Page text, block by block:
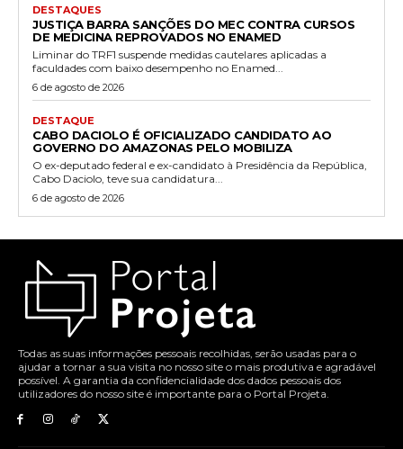
DESTAQUES
JUSTIÇA BARRA SANÇÕES DO MEC CONTRA CURSOS
DE MEDICINA REPROVADOS NO ENAMED
Liminar do TRF1 suspende medidas cautelares aplicadas a
faculdades com baixo desempenho no Enamed...
6 de agosto de 2026
DESTAQUE
CABO DACIOLO É OFICIALIZADO CANDIDATO AO
GOVERNO DO AMAZONAS PELO MOBILIZA
O ex-deputado federal e ex-candidato à Presidência da República,
Cabo Daciolo, teve sua candidatura...
6 de agosto de 2026
Todas as suas informações pessoais recolhidas, serão usadas para o
ajudar a tornar a sua visita no nosso site o mais produtiva e agradável
possível. A garantia da confidencialidade dos dados pessoais dos
utilizadores do nosso site é importante para o Portal Projeta.